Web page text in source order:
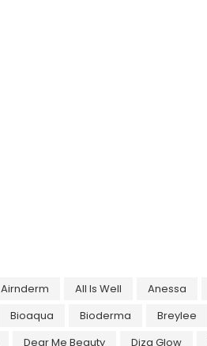
Airnderm All Is Well Anessa
Bioaqua Bioderma Breylee
Dear Me Beauty Diza Glow